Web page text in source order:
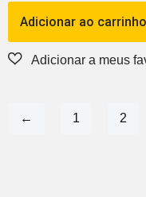
Adicionar ao carrinho
← 1 2